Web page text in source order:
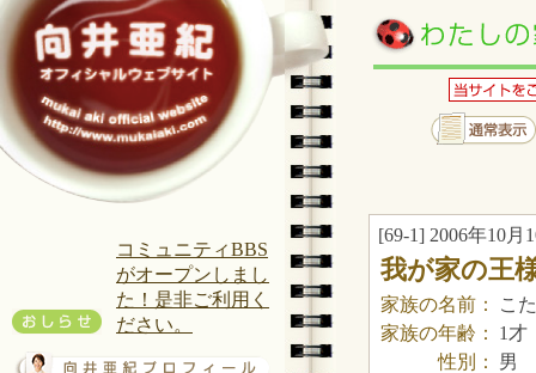
コミュニティBBS
がオープンしまし
た！是非ご利用く
ださい。
[69-1] 2006年10月
我が家の王
家族の名前：
こ
家族の年齢：
1才
性別：
男